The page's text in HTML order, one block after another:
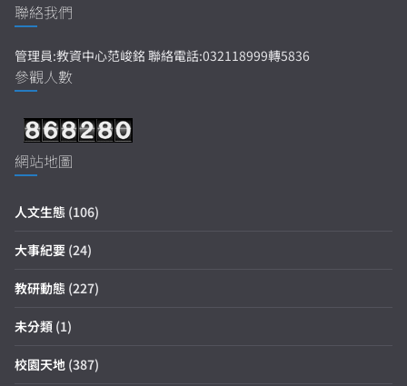
聯絡我們
管理員:教資中心范峻銘 聯絡電話:032118999轉5836
參觀人數
網站地圖
人文生態 (106)
大事紀要 (24)
教研動態 (227)
未分類 (1)
校園天地 (387)